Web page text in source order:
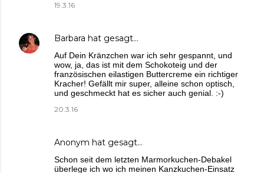
19.3.16
Barbara hat gesagt…
Auf Dein Kränzchen war ich sehr gespannt, und
wow, ja, das ist mit dem Schokoteig und der
französischen eilastigen Buttercreme ein richtiger
Kracher! Gefällt mir super, alleine schon optisch,
und geschmeckt hat es sicher auch genial. :-)
20.3.16
Anonym hat gesagt…
Schon seit dem letzten Marmorkuchen-Debakel
überlege ich wo ich meinen Kanzkuchen-Einsatz